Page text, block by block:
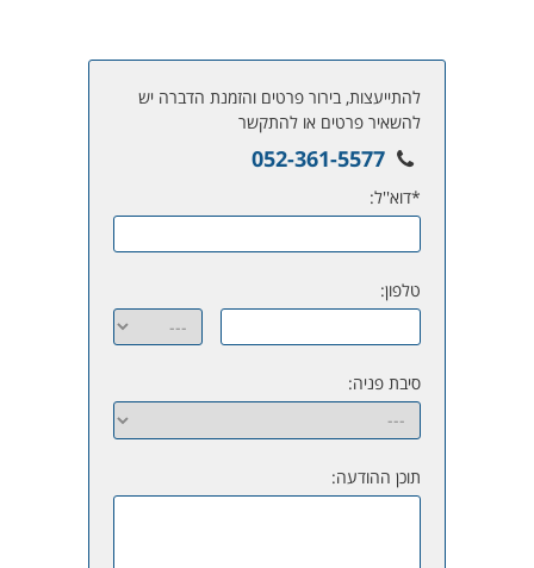
להתייעצות, בירור פרטים והזמנת הדברה יש
להשאיר פרטים או להתקשר
052-361-5577
*דוא''ל:
טלפון:
סיבת פניה:
תוכן ההודעה: